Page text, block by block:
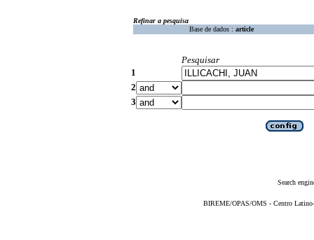
Refinar a pesquisa
Base de dados : article
Pesquisar
1
2
3
Search
BIREME/OPAS/OMS - Centro Latino-